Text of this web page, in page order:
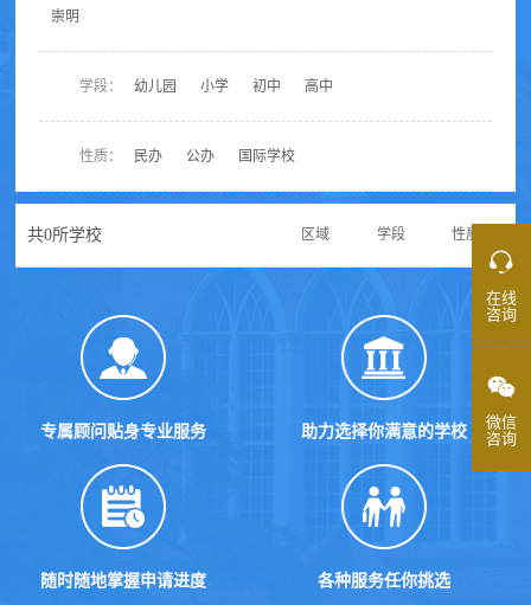
在线
咨询
微信
咨询
崇明
学段： 幼儿园 小学 初中 高中
性质： 民办 公办 国际学校
共0所学校 区域 学段 性质
专属顾问贴身专业服务 助力选择你满意的学校
随时随地掌握申请进度 各种服务任你挑选